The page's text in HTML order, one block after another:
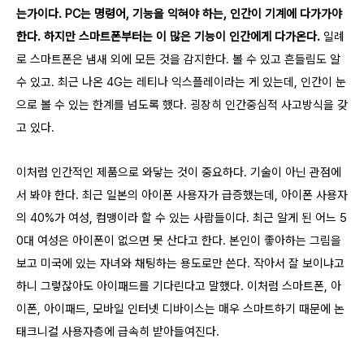
는가이다. PC는 명령어, 기능을 익혀야 하는, 인간이 기계에 다가가야
한다. 하지만 스마트폰부터는 이 많은 기능이 인간에게 다가온다. 일례
로 스마트폰은 냄새 외에 모든 것을 감지한다. 볼 수 있고 흔들림도 알
수 있고. 최근 나온 4G는 레티나 익스플레이라는 게 있는데, 인간이 눈
으로 볼 수 있는 한계를 넘도록 했다. 굉장히 인간중심적 사고방식을 갖
고 있다.
이처럼 인간적인 제품으로 와닿는 것이 중요하다. 기술이 아닌 관점에
서 봐야 한다. 최근 일본의 아이폰 사용자가 급증했는데, 아이폰 사용자
의 40%가 여성, 컴맹이라 할 수 있는 사람들이다. 최근 알게 된 어느 5
0대 여성은 아이폰이 없으면 못 산다고 한다. 본인이 좋아하는 그림을
보고 미국에 있는 자녀와 채팅하는 용도로만 쓴다. 작아서 잘 보이냐고
하니 그렇잖아도 아이패드를 기다린다고 말했다. 이처럼 스마트폰, 아
이폰, 아이패드, 모바일 인터넷 디바이스는 매우 스마트하기 때문에 논
태크니컬 사용자층에 급속히 받아들여진다.